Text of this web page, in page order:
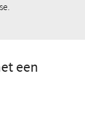
een